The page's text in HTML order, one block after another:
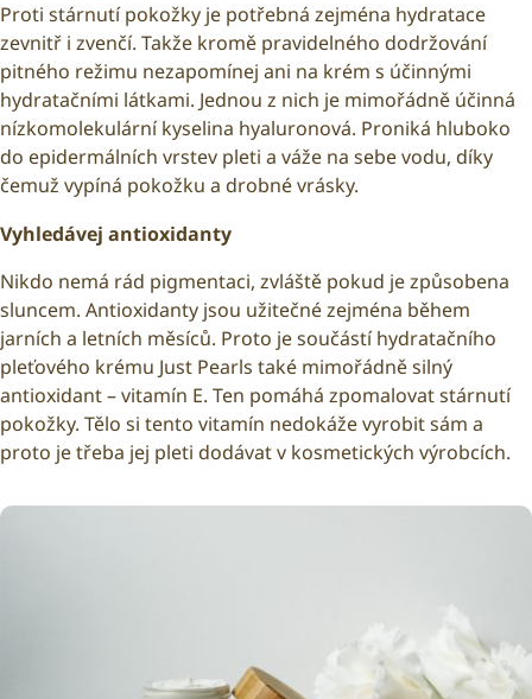
Proti stárnutí pokožky je potřebná zejména hydratace
zevnitř i zvenčí. Takže kromě pravidelného dodržování
pitného režimu nezapomínej ani na krém s účinnými
hydratačními látkami. Jednou z nich je mimořádně účinná
nízkomolekulární kyselina hyaluronová. Proniká hluboko
do epidermálních vrstev pleti a váže na sebe vodu, díky
čemuž vypíná pokožku a drobné vrásky.
Vyhledávej antioxidanty
Nikdo nemá rád pigmentaci, zvláště pokud je způsobena
sluncem. Antioxidanty jsou užitečné zejména během
jarních a letních měsíců. Proto je součástí hydratačního
pleťového krému Just Pearls také mimořádně silný
antioxidant – vitamín E. Ten pomáhá zpomalovat stárnutí
pokožky. Tělo si tento vitamín nedokáže vyrobit sám a
proto je třeba jej pleti dodávat v kosmetických výrobcích.